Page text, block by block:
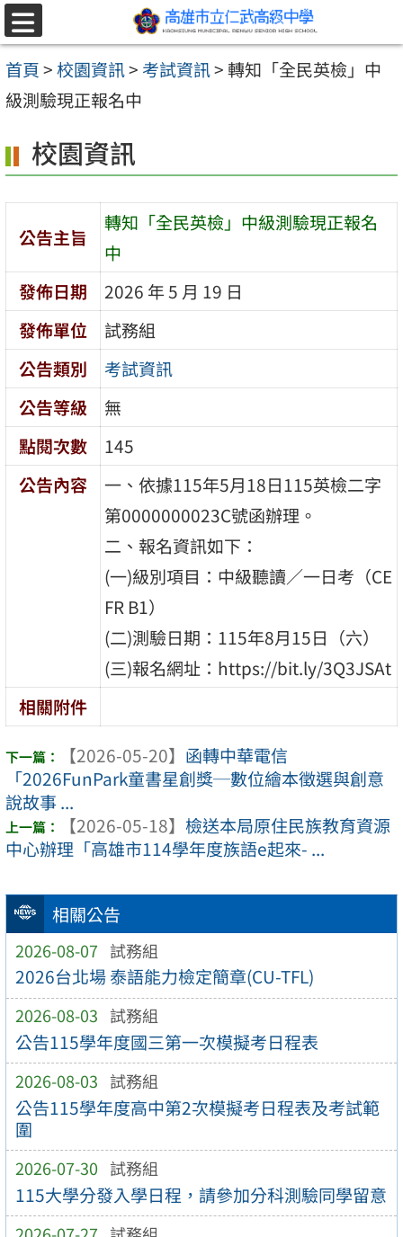
跳至主要內容區
選
單
首頁>校園資訊> 考試資訊>轉知「全民英檢」中
級測驗現正報名中
相關公告
2026-08-07 試務組
2026台北場 泰語能力檢定簡章(CU-TFL)
2026-08-03 試務組
公告115學年度國三第一次模擬考日程表
2026-08-03 試務組
公告115學年度高中第2次模擬考日程表及考試範
圍
2026-07-30 試務組
115大學分發入學日程，請參加分科測驗同學留意
校園資訊
公告主旨
轉知「全民英檢」中級測驗現正報名
中
發佈日期
2026 年 5 月 19 日
發佈單位
試務組
公告類別
考試資訊
公告等級
無
點閱次數
145
公告內容
一、依據115年5月18日115英檢二字
第0000000023C號函辦理。
二、報名資訊如下：
(一)級別項目：中級聽讀／一日考（CE
FR B1）
(二)測驗日期：115年8月15日（六）
(三)報名網址：https://bit.ly/3Q3JSAt
相關附件
【2026-05-20】 函轉中華電信
「2026FunPark童書星創獎─數位繪本徵選與創意
說故事 ...
【2026-05-18】 檢送本局原住民族教育資源
中心辦理「高雄市114學年度族語e起來- ...